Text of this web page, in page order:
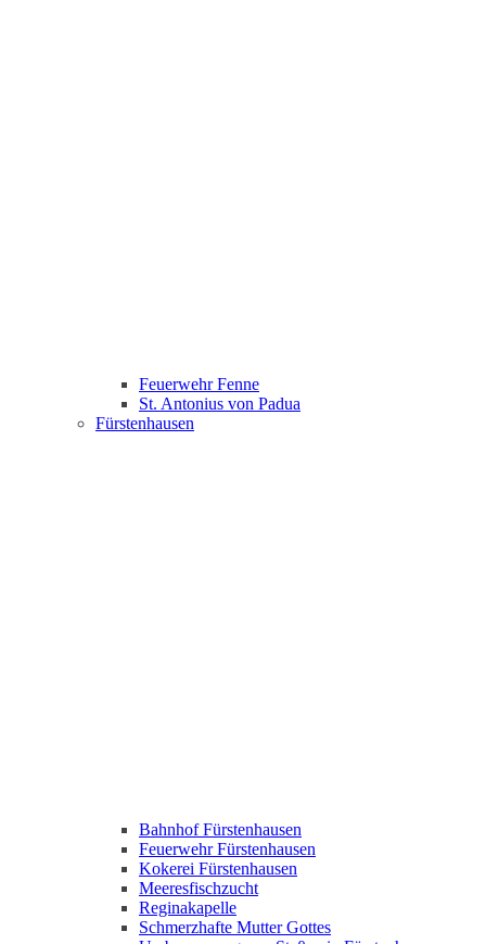
Feuerwehr Fenne
St. Antonius von Padua
Fürstenhausen
Bahnhof Fürstenhausen
Feuerwehr Fürstenhausen
Kokerei Fürstenhausen
Meeresfischzucht
Reginakapelle
Schmerzhafte Mutter Gottes